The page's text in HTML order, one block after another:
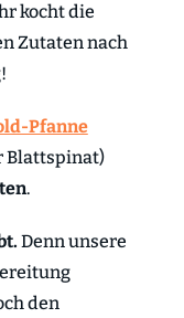
kocht die
Zutaten nach
Pfanne
Blattspinat)
.
Denn unsere
den